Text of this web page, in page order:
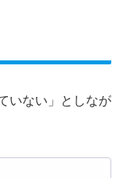
いない」としなが